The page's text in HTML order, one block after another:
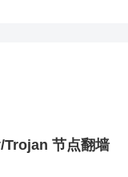
Trojan 节点翻墙